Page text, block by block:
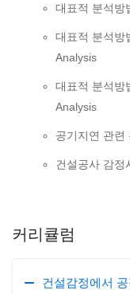
대표적 분석방
대표적 분석방
Analysis
대표적 분석방
Analysis
공기지연 관련
건설공사 감정
커리큘럼
건설감정에서